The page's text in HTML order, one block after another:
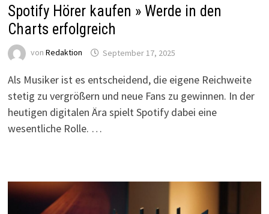
Spotify Hörer kaufen » Werde in den
Charts erfolgreich
von Redaktion September 17, 2025
Als Musiker ist es entscheidend, die eigene Reichweite
stetig zu vergrößern und neue Fans zu gewinnen. In der
heutigen digitalen Ära spielt Spotify dabei eine
wesentliche Rolle. …